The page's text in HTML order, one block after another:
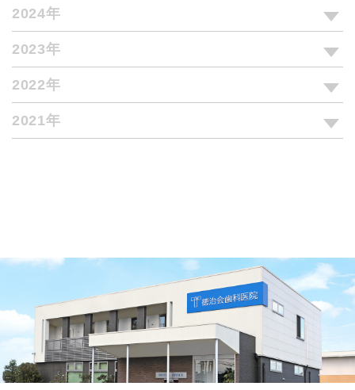
2024年
2023年
2022年
2021年